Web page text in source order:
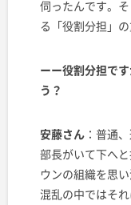
伺ったんです。
る「役割分担」の
ーー役割分担で
う？
安藤さん ：普通
部長がいて下へ
ウンの組織を思
混乱の中ではそ